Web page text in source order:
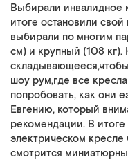
Выбирали инвалидное
итоге остановили
выбирали по многим
см) и крупный (108
шоу рум,где все
попробовать, как они
Евгению, который
рекомендации. В
электрическом кресле
смотрится